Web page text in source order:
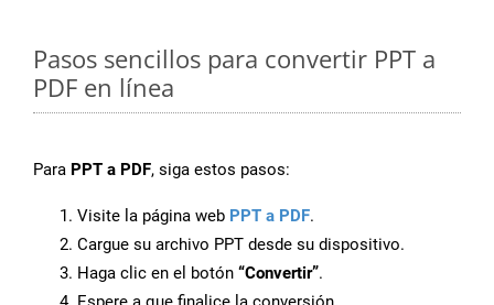
Pasos sencillos para convertir PPT a
PDF en línea
Para PPT a PDF, siga estos pasos:
Visite la página web PPT a PDF.
Cargue su archivo PPT desde su dispositivo.
Haga clic en el botón “Convertir”.